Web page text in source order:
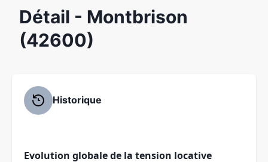
Détail - Montbrison
(42600)
Historique
Evolution globale de la tension locative